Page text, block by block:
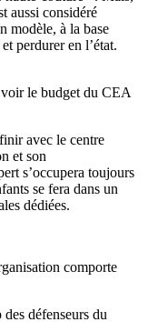
aussi considéré
modèle, à la base
perdurer en l’état.
voir le budget du CEA
avec le centre
et son
s’occupera toujours
se fera dans un
dédiées.
comporte
défenseurs du